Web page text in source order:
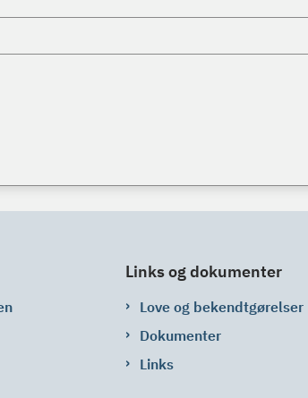
Links og dokumenter
Love og bekendtgørelser
Dokumenter
Links